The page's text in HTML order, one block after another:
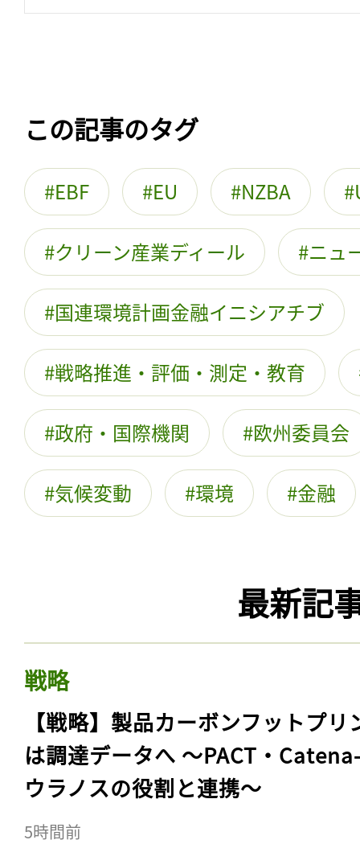
この記事のタグ
EBF EU NZBA
クリーン産業ディール ニュ
国連環境計画金融イニシアチブ
戦略推進・評価・測定・教育
政府・国際機関 欧州委員会
気候変動 環境 金融
最新記
戦略
【戦略】製品カーボンフットプリ
は調達データへ 〜PACT・
ウラノスの役割と連携〜
5時間前